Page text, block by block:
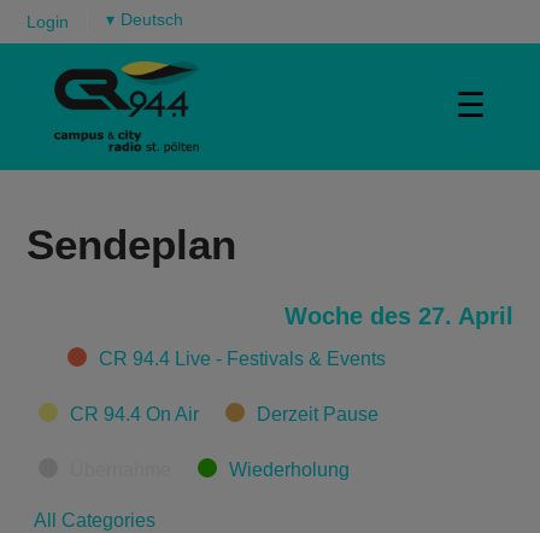
Login ▾
☰
Sendeplan
Woche des 27. April
CategoriesCR 94.4 Live - Festivals & Events
CR 94.4 On Air Derzeit Pause
Wiederholung
All Categories